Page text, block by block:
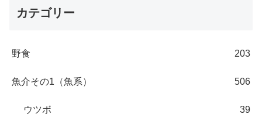
カテゴリー
野食 203
魚介その1（魚系） 506
ウツボ 39